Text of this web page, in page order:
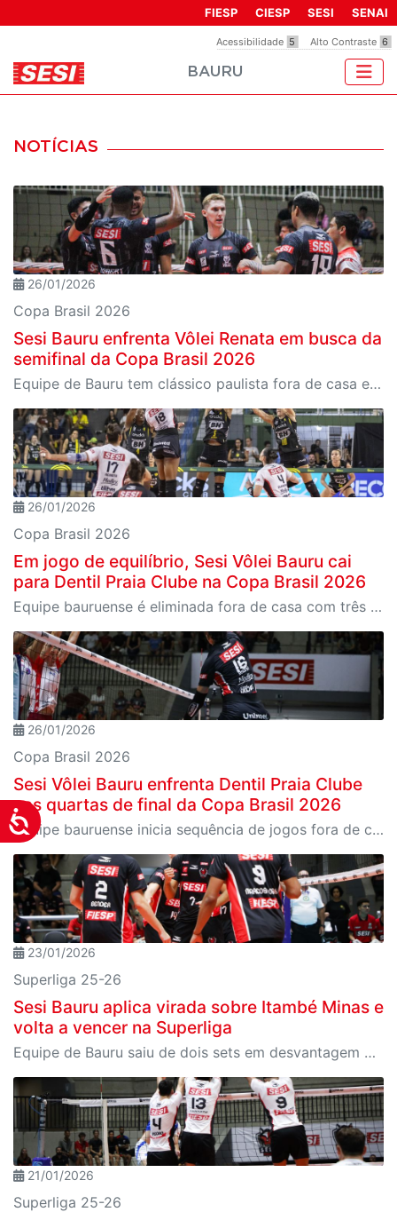
inclui
um
de
Acessibilidade
Acessibilidade 5 Alto Contraste 6
FIESP CIESP SESI SENAI
BAURU
NOTÍCIAS
26/01/2026
Copa Brasil 2026
Sesi Bauru enfrenta Vôlei Renata em busca da
semifinal da Copa Brasil 2026
Equipe de Bauru tem clássico paulista fora de casa em jogo eliminatório; partida é na terça, 27
26/01/2026
Copa Brasil 2026
Em jogo de equilíbrio, Sesi Vôlei Bauru cai
para Dentil Praia Clube na Copa Brasil 2026
Equipe bauruense é eliminada fora de casa com três sets decididos na vantagem mínima
26/01/2026
Copa Brasil 2026
Sesi Vôlei Bauru enfrenta Dentil Praia Clube
nas quartas de final da Copa Brasil 2026
Equipe bauruense inicia sequência de jogos fora de casa neste sábado, 24, em Uberlândia (MG)
23/01/2026
Superliga 25-26
Sesi Bauru aplica virada sobre Itambé Minas e
volta a vencer na Superliga
Equipe de Bauru saiu de dois sets em desvantagem para ganhar o jogo no tie-break
21/01/2026
Superliga 25-26